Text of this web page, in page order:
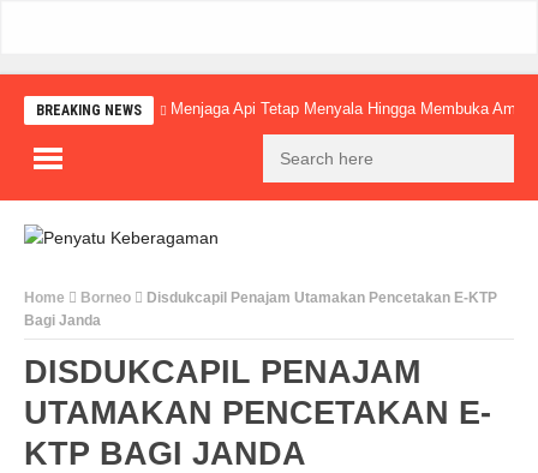
BREAKING NEWS Menjaga Api Tetap Menyala Hingga Membuka
Home Borneo
Disdukcapil Penajam Utamakan Pencetakan E-KTP
Bagi Janda
DISDUKCAPIL PENAJAM
UTAMAKAN PENCETAKAN E-
KTP BAGI JANDA